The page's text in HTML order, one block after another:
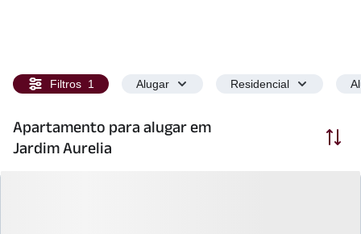
Filtros 1 Alugar Residencial
Apartamento para alugar em
Jardim Aurelia
Ordenar